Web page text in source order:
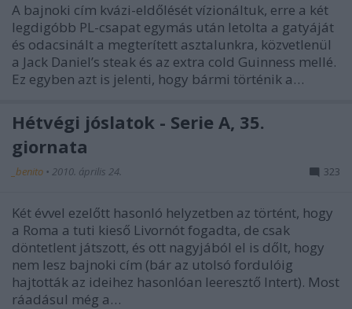
A bajnoki cím kvázi-eldőlését vízionáltuk, erre a két
legdigóbb PL-csapat egymás után letolta a gatyáját
és odacsinált a megterített asztalunkra, közvetlenül
a Jack Daniel’s steak és az extra cold Guinness mellé.
Ez egyben azt is jelenti, hogy bármi történik a…
Hétvégi jóslatok - Serie A, 35.
giornata
_benito • 2010. április 24. 323
Két évvel ezelőtt hasonló helyzetben az történt, hogy
a Roma a tuti kieső Livornót fogadta, de csak
döntetlent játszott, és ott nagyjából el is dőlt, hogy
nem lesz bajnoki cím (bár az utolsó fordulóig
hajtották az ideihez hasonlóan leeresztő Intert). Most
ráadásul még a…